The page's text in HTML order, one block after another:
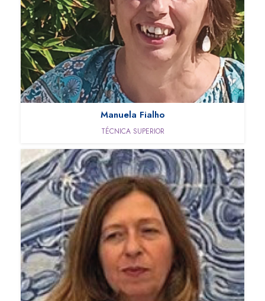
Manuela Fialho
TÉCNICA SUPERIOR